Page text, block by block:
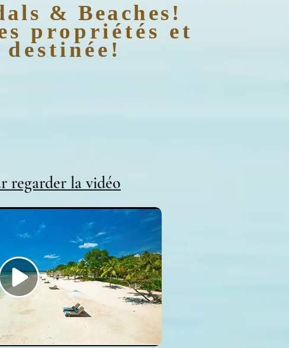
& Beaches!
propriétés et
!
regarder la vidéo